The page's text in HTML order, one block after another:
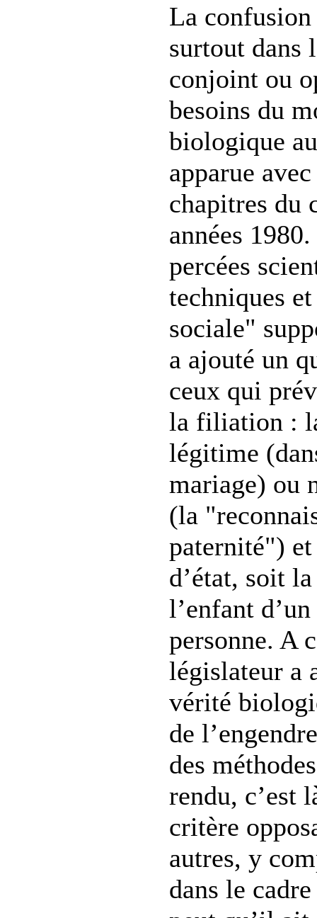
La confusion
surtout dans
conjoint ou
besoins du
biologique
apparue
chapitres du
années
percées
techniques
sociale"
a ajouté un
ceux qui
la filiation :
légitime
mariage) ou
(la
paternité") et
d’état, soit
l’enfant
personne. A
législateur a
vérité
de
des
rendu, c’est
critère
autres, y
dans le